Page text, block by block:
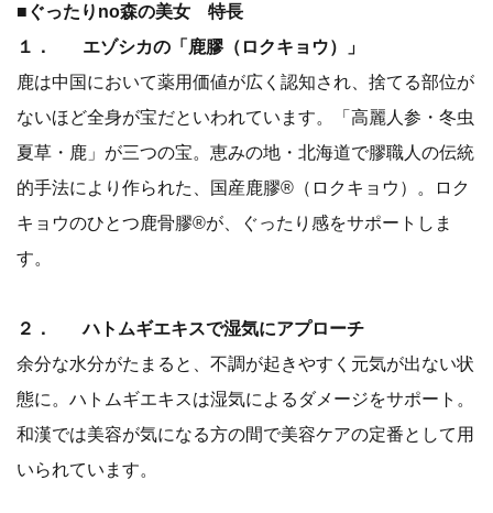
■ぐったりno森の美女 特長
１． エゾシカの「鹿膠（ロクキョウ）」
鹿は中国において薬用価値が広く認知され、捨てる部位が
ないほど全身が宝だといわれています。「高麗人参・冬虫
夏草・鹿」が三つの宝。恵みの地・北海道で膠職人の伝統
的手法により作られた、国産鹿膠®（ロクキョウ）。ロク
キョウのひとつ鹿骨膠®が、ぐったり感をサポートしま
す。
２． ハトムギエキスで湿気にアプローチ
余分な水分がたまると、不調が起きやすく元気が出ない状
態に。ハトムギエキスは湿気によるダメージをサポート。
和漢では美容が気になる方の間で美容ケアの定番として用
いられています。